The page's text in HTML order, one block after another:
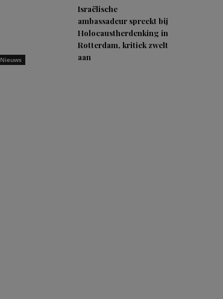
Nieuws
Israëlische
ambassadeur spreekt bij
Holocaustherdenking in
Rotterdam, kritiek zwelt
aan